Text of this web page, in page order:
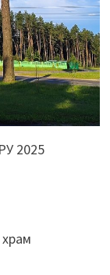
2025